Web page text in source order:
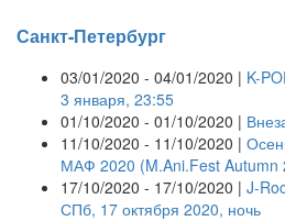
Санкт-Петербург
03/01/2020 - 04/01/2020 | K-
3 января, 23:55
01/10/2020 - 01/10/2020 |
11/10/2020 - 11/10/2020 |
МАФ 2020 (M.Ani.Fest Autumn
17/10/2020 - 17/10/2020 | J-
СПб, 17 октября 2020, ночь